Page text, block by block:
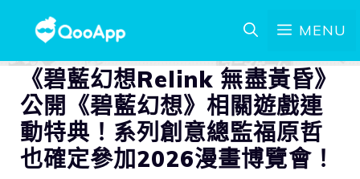
MENU
《碧藍幻想Relink 無盡黃昏》
公開《碧藍幻想》相關遊戲連
動特典！系列創意總監福原哲
也確定參加2026漫畫博覽會！